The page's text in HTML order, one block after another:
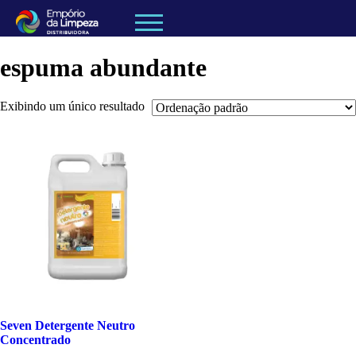
espuma abundante
Exibindo um único resultado
Seven Detergente Neutro
Concentrado